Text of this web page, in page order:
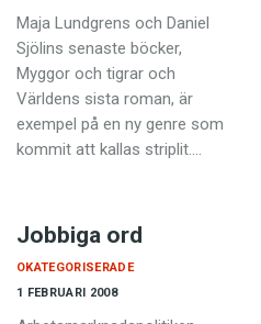
Maja Lundgrens och Daniel
Sjölins senaste böcker,
Myggor och tigrar och
Världens sista roman, är
exempel på en ny genre som
kommit att kallas striplit.…
Jobbiga ord
1 FEBRUARI 2008
OKATEGORISERADE